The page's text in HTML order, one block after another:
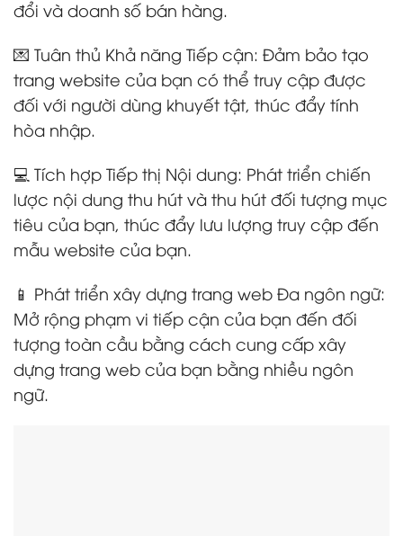
đổi và doanh số bán hàng.
💌 Tuân thủ Khả năng Tiếp cận: Đảm bảo tạo
trang website của bạn có thể truy cập được
đối với người dùng khuyết tật, thúc đẩy tính
hòa nhập.
💻 Tích hợp Tiếp thị Nội dung: Phát triển chiến
lược nội dung thu hút và thu hút đối tượng mục
tiêu của bạn, thúc đẩy lưu lượng truy cập đến
mẫu website của bạn.
📱 Phát triển xây dựng trang web Đa ngôn ngữ:
Mở rộng phạm vi tiếp cận của bạn đến đối
tượng toàn cầu bằng cách cung cấp xây
dựng trang web của bạn bằng nhiều ngôn
ngữ.